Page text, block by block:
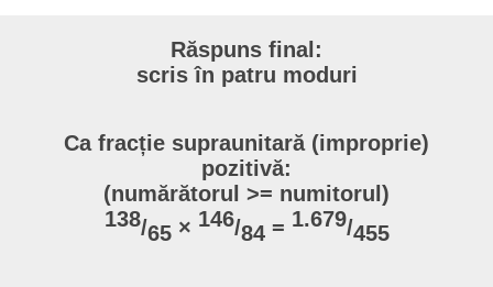
Răspuns final:
scris în patru moduri
Ca fracție supraunitară (improprie)
pozitivă:
(numărătorul >= numitorul)
138/65× 146/84 = 1.679/455